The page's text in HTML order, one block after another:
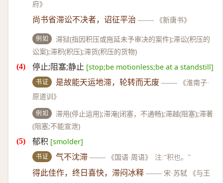
府》
尚书省滞讼不决者，诏征平治 —— 《新唐书》
例如
滞狱(指因积压或拖延未予审决的案件);滞讼(积压的
讼案);滞积(积压);滞货(积压的货物)
停止;阻塞;静止 [stop;be motionless;be at a standstill]
书证 是故能天运地滞，轮转而无废 ——
《淮南子·
原道训》
例如
滞用(停止运用);滞淹(闭塞，不通畅);滞越(阻塞);滞著
(阻塞;不能宣泄)
郁积 [smolder]
书证 气不沈滞 —— 《国语·周语》 注:“积也。”
得此佳作，终日喜快，滞闷冰释 —— 宋·苏轼 《与王